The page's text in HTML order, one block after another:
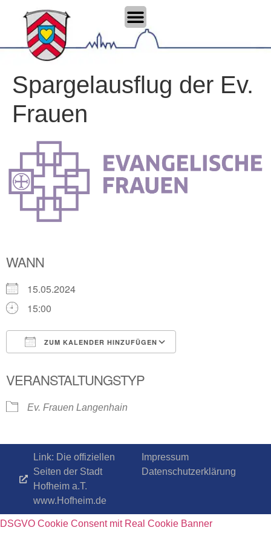
Spargelausflug der Ev.
Frauen
WANN
15.05.2024
15:00
ZUM KALENDER HINZUFÜGEN
VERANSTALTUNGSTYP
Ev. Frauen Langenhain
Link: Die offiziellen
Seiten der Stadt
Hofheim a.T.
www.Hofheim.de
Impressum
Datenschutzerklärung
DSGVO Cookie Consent mit Real Cookie Banner